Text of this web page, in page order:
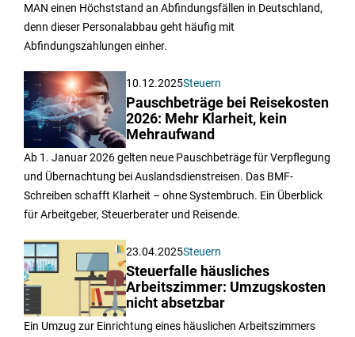
MAN einen Höchststand an Abfindungsfällen in Deutschland,
denn dieser Personalabbau geht häufig mit
Abfindungszahlungen einher.
10.12.2025Steuern
Pauschbeträge bei Reisekosten
2026: Mehr Klarheit, kein
Mehraufwand
Ab 1. Januar 2026 gelten neue Pauschbeträge für Verpflegung
und Übernachtung bei Auslandsdienstreisen. Das BMF-
Schreiben schafft Klarheit – ohne Systembruch. Ein Überblick
für Arbeitgeber, Steuerberater und Reisende.
23.04.2025Steuern
Steuerfalle häusliches
Arbeitszimmer: Umzugskosten
nicht absetzbar
Ein Umzug zur Einrichtung eines häuslichen Arbeitszimmers